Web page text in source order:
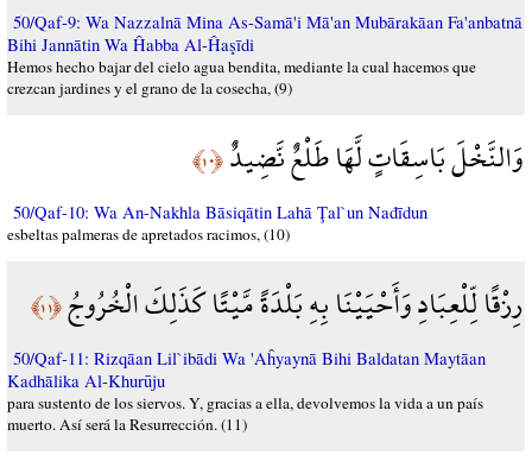
50/Qaf-9: Wa Nazzalnā Mina As-Samā'i Mā'an Mubārakāan Fa'anbatnā
Bihi Jannātin Wa Ĥabba Al-Ĥaşīdi
Hemos hecho bajar del cielo agua bendita, mediante la cual hacemos que
crezcan jardines y el grano de la cosecha, (9)
وَالنَّخْلَ بَاسِقَاتٍ لَّهَا طَلْعٌ نَّضِيدٌ﴿١٠﴾
50/Qaf-10: Wa An-Nakhla Bāsiqātin Lahā Ţal`un Nađīdun
esbeltas palmeras de apretados racimos, (10)
رِزْقًا لِّلْعِبَادِ وَأَحْيَيْنَا بِهِ بَلْدَةً مَّيْتًا كَذَلِكَ الْخُرُوجُ﴿١١﴾
50/Qaf-11: Rizqāan Lil`ibādi Wa 'Aĥyaynā Bihi Baldatan Maytāan
Kadhālika Al-Khurūju
para sustento de los siervos. Y, gracias a ella, devolvemos la vida a un país
muerto. Así será la Resurrección. (11)